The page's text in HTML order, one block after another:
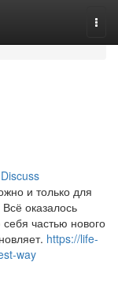
Discuss
и только для
оказалось
частью нового
https://life-
way